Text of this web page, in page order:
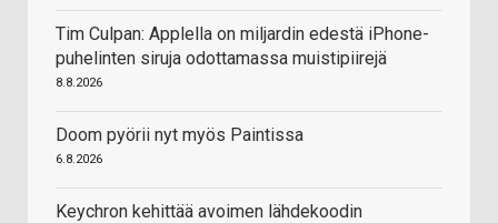
Tim Culpan: Applella on miljardin edestä iPhone-
puhelinten siruja odottamassa muistipiirejä
8.8.2026
Doom pyörii nyt myös Paintissa
6.8.2026
Keychron kehittää avoimen lähdekoodin